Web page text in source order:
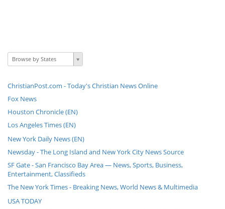
Browse by States
ChristianPost.com - Today's Christian News Online
Fox News
Houston Chronicle (EN)
Los Angeles Times (EN)
New York Daily News (EN)
Newsday - The Long Island and New York City News Source
SF Gate - San Francisco Bay Area — News, Sports, Business,
Entertainment, Classifieds
The New York Times - Breaking News, World News & Multimedia
USA TODAY